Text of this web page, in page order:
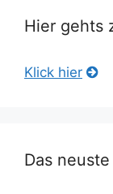
Hier gehts
Klick hier
Das